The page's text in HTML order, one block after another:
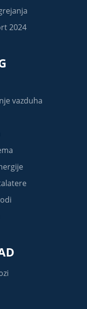
2024
vazduha